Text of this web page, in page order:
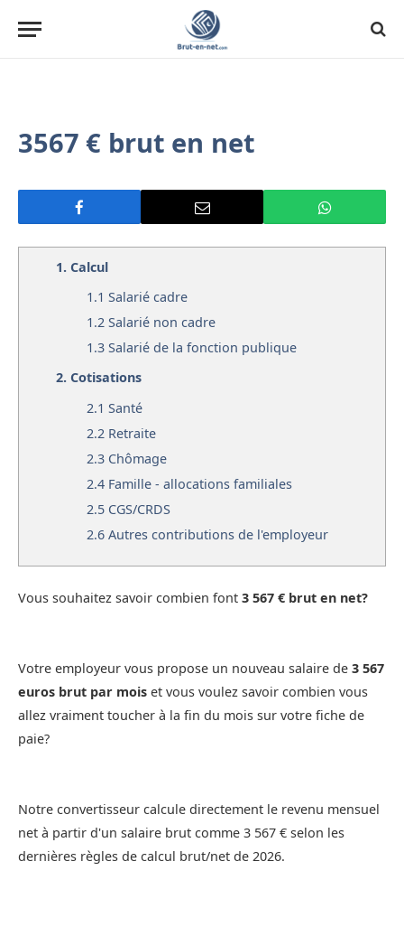
3567 € brut en net
1. Calcul
1.1 Salarié cadre
1.2 Salarié non cadre
1.3 Salarié de la fonction publique
2. Cotisations
2.1 Santé
2.2 Retraite
2.3 Chômage
2.4 Famille - allocations familiales
2.5 CGS/CRDS
2.6 Autres contributions de l'employeur
Vous souhaitez savoir combien font 3 567 € brut en net?
Votre employeur vous propose un nouveau salaire de 3 567
euros brut par mois et vous voulez savoir combien vous
allez vraiment toucher à la fin du mois sur votre fiche de
paie?
Notre convertisseur calcule directement le revenu mensuel
net à partir d'un salaire brut comme 3 567 € selon les
dernières règles de calcul brut/net de 2026.